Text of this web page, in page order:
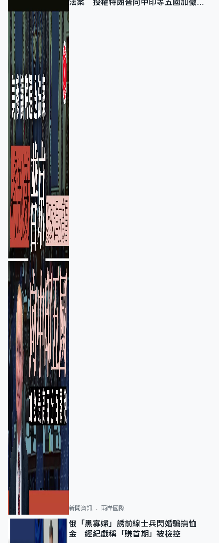
法案 授權特朗普向中印等五國加徵
100%關稅
新聞資訊 兩岸國際
俄「黑寡婦」誘前線士兵閃婚騙撫恤
金 經紀戲稱「賺首期」被檢控